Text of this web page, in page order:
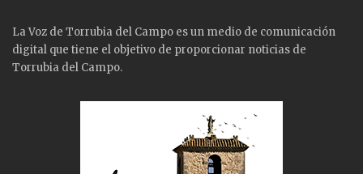
La Voz de Torrubia del Campo es un medio de comunicación
digital que tiene el objetivo de proporcionar noticias de
Torrubia del Campo.